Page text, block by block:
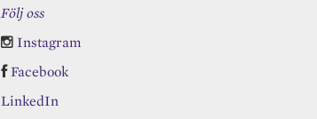
Följ oss
Instagram
Facebook
LinkedIn